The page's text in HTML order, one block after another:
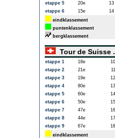
etappe 5
20e 13
etappe 6
15e 14
eindklassement
puntenklassement
bergklassement
Tour de Suisse
etappe 1 18e
etappe 2
21e
etappe 3
19e
etappe 4
80e
etappe 5
60e
etappe 6
50e
etappe 7
47e
etappe 8
44e
etappe 9
67e
eindklassement